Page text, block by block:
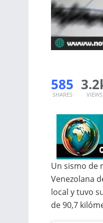
585
SHARES VIEWS
Un sismo de
Venezolana
local y tuvo
de 90,7